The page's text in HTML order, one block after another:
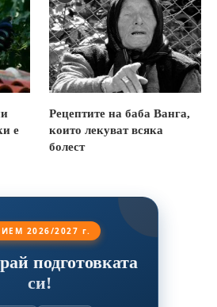
е
Рецептите на баба Ванга,
които лекуват всяка
болест
2026/2027 г.
подготовката
си!